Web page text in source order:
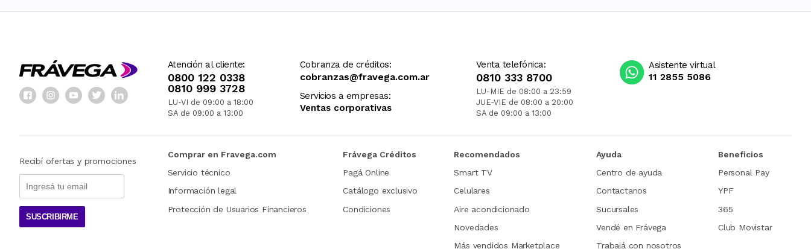
Atención al cliente:
0800 122 0338
0810 999 3728
LU-VI de 09:00 a 18:00
SA de 09:00 a 13:00
Cobranza de créditos:
cobranzas@fravega.com.ar
Servicios a empresas:
Ventas corporativas
Venta telefónica:
0810 333 8700
LU-MIE de 08:00 a 23:59
JUE-VIE de 08:00 a 20:00
SA de 09:00 a 13:00
Asistente virtual
11 2855 5086
Recibí ofertas y promociones
SUSCRIBIRME
Comprar en Fravega.com
Servicio técnico
Información legal
Protección de Usuarios Financieros
Frávega Créditos
Pagá Online
Catálogo exclusivo
Condiciones
Recomendados
Smart TV
Celulares
Aire acondicionado
Novedades
Más vendidos Marketplace
Ayuda
Centro de ayuda
Contactanos
Sucursales
Vendé en Frávega
Trabajá con nosotros
Beneficios
Personal Pay
YPF
365
Club Movistar